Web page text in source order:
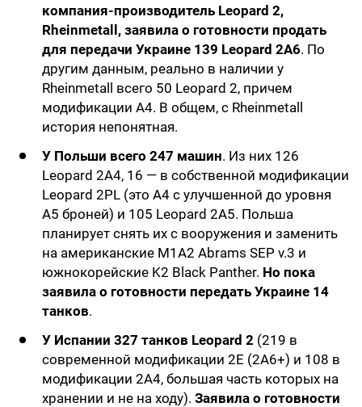
компания-производитель Leopard 2,
Rheinmetall, заявила о готовности продать
для передачи Украине 139 Leopard 2A6. По
другим данным, реально в наличии у
Rheinmetall всего 50 Leopard 2, причем
модификации A4. В общем, с Rheinmetall
история непонятная.
У Польши всего 247 машин. Из них 126
Leopard 2A4, 16 — в собственной модификации
Leopard 2PL (это А4 с улучшенной до уровня
А5 броней) и 105 Leopard 2A5. Польша
планирует снять их с вооружения и заменить
на американские М1А2 Abrams SEP v.3 и
южнокорейские K2 Black Panther. Но пока
заявила о готовности передать Украине 14
танков.
У Испании 327 танков Leopard 2 (219 в
современной модификации 2E (2A6+) и 108 в
модификации 2A4, большая часть которых на
хранении и не на ходу). Заявила о готовности